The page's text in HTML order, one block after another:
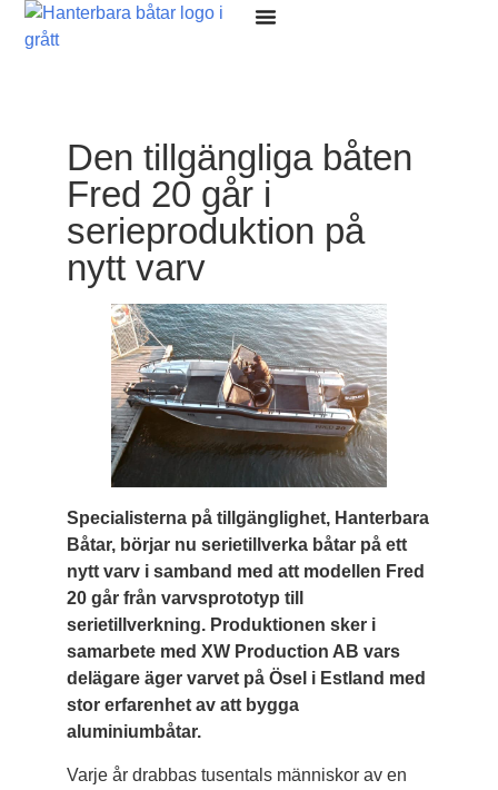
Den tillgängliga båten
Fred 20 går i
serieproduktion på
nytt varv
Specialisterna på tillgänglighet, Hanterbara
Båtar, börjar nu serietillverka båtar på ett
nytt varv i samband med att modellen Fred
20 går från varvsprototyp till
serietillverkning. Produktionen sker i
samarbete med XW Production AB vars
delägare äger varvet på Ösel i Estland med
stor erfarenhet av att bygga
aluminiumbåtar.
Varje år drabbas tusentals människor av en